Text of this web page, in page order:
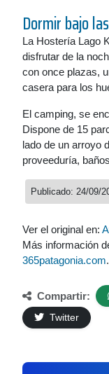
Dormir bajo
La Hostería Lago
disfrutar de la
con once plazas,
casera para los
El camping, se
Dispone de 15
lado de un arroyo
proveeduría,
Publicado: 24/09/
Ver el original en:
Más información
365patagonia.com.
Compartir:
Twitter